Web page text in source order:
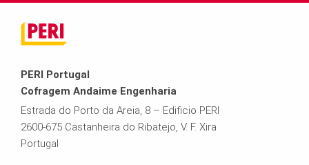
PERI Portugal
Cofragem Andaime Engenharia
Estrada do Porto da Areia, 8 – Edificio PERI
2600-675 Castanheira do Ribatejo, V. F. Xira
Portugal